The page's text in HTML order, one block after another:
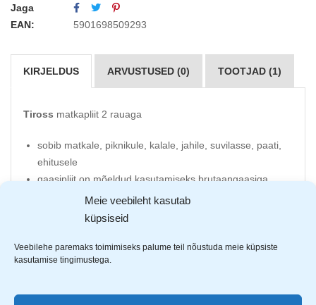
Meie veebileht kasutab
küpsiseid
Veebilehe paremaks toimimiseks palume teil nõustuda meie küpsiste
kasutamise tingimustega.
Jaga
EAN:
5901698509293
KIRJELDUS ARVUSTUSED (0) TOOTJAD (1)
Tiross matkapliit 2 rauaga
sobib matkale, piknikule, kalale, jahile, suvilasse, paati,
ehitusele
gaasipliit on mõeldud kasutamiseks brutaangaasiga
põleti võimsus 2.2kW x2
gaasi tarbimine 160g/h x2
põlemisel
gaasipliiti võib süüdata ja kustutada korduvalt kuni
mõõdud 70cm x 42cm x 34cm